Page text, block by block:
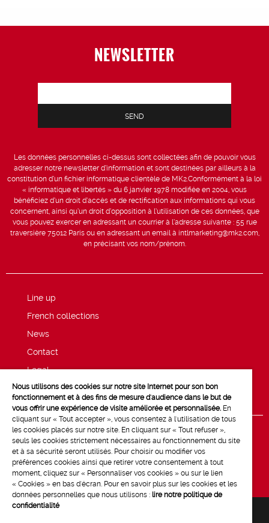
NEWSLETTER
Les données personnelles ci-dessus sont collectées afin de pouvoir vous
adresser notre newsletter d’information et sont destinées par ailleurs à la
constitution d’un fichier informatique clientèle de MK2.Conformément à la loi
« informatique et libertés » du 6 janvier 1978 modifiée en 2004, vous
bénéficiez d’un droit d’accès et de rectification aux informations qui vous
concernent, ainsi qu’un droit d’opposition à l’utilisation de ces données, que
vous pouvez exercer en adressant un courrier à l’adresse suivante : 55 rue
traversière 75012 Paris ou en adressant un email à intlmarketing@mk2.com,
en précisant vos nom/prénom.
Line up
French collections
News
Contact
Legal
Privacy and cookie policy
Nous utilisons des cookies sur notre site Internet pour son bon
fonctionnement et à des fins de mesure d'audience dans le but de
vous offrir une expérience de visite améliorée et personnalisée. En
cliquant sur « Tout accepter », vous consentez à l'utilisation de tous
les cookies placés sur notre site. En cliquant sur « Tout refuser »,
seuls les cookies strictement nécessaires au fonctionnement du site
et à sa sécurité seront utilisés. Pour choisir ou modifier vos
préférences cookies ainsi que retirer votre consentement à tout
moment, cliquez sur « Personnaliser vos cookies » ou sur le lien
« Cookies » en bas d'écran. Pour en savoir plus sur les cookies et les
données personnelles que nous utilisons : lire notre politique de
confidentialité